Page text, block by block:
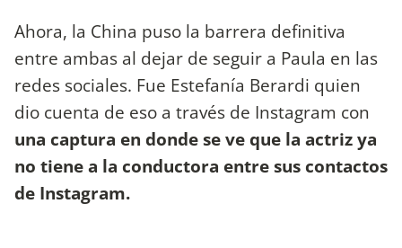
Ahora, la China puso la barrera definitiva
entre ambas al dejar de seguir a Paula en las
redes sociales. Fue Estefanía Berardi quien
dio cuenta de eso a través de Instagram con
una captura en donde se ve que la actriz ya
no tiene a la conductora entre sus contactos
de Instagram.